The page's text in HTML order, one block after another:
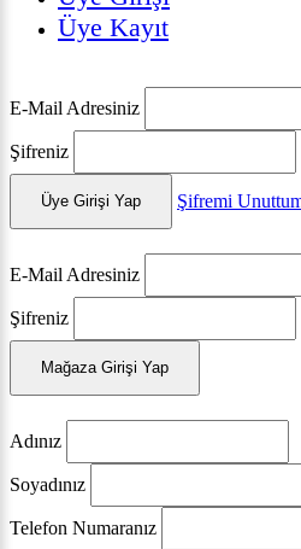
Üye Kayıt
E-Mail Adresiniz
Şifreniz
Üye Girişi Yap Şifremi
E-Mail Adresiniz
Şifreniz
Mağaza Girişi Yap
Adınız
Soyadınız
Telefon Numaranız